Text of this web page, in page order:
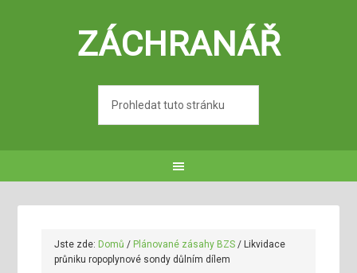
ZÁCHRANÁŘ
Jste zde: Domů / Plánované zásahy BZS / Likvidace
průniku ropoplynové sondy důlním dílem